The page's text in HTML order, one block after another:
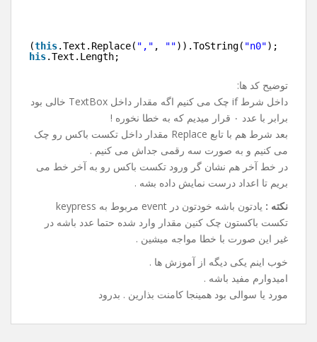
this.Text.Replace( "," , "")).ToString( "n0");
this.Text.Length;
توضیح کد ها:
داخل شرط if چک می کنیم اگه مقدار داخل TextBox خالی بود
برابر با عدد ۰ قرار میدیم که به خطا نخوره !
بعد شرط هم با تابع Replace مقدار داخل تکست باکس رو چک
می کنیم و به صورت سه رقمی جداش می کنیم .
در خط آخر هم نشان گر ورود تکست باکس رو به آخر خط می
بریم تا اعداد درست نمایش داده بشه .
نکته :
یادتون باشه خودتون در event مربوط به keypress
تکست باکستون چک کنین مقدار وارد شده حتما عدد باشه در
غیر این صورت با خطا مواجه میشین .
خوب اینم یکی دیگه از آموزش ها .
امیدوارم مفید باشه .
مورد یا سوالی بود همینجا کامنت بذارین . بدرود